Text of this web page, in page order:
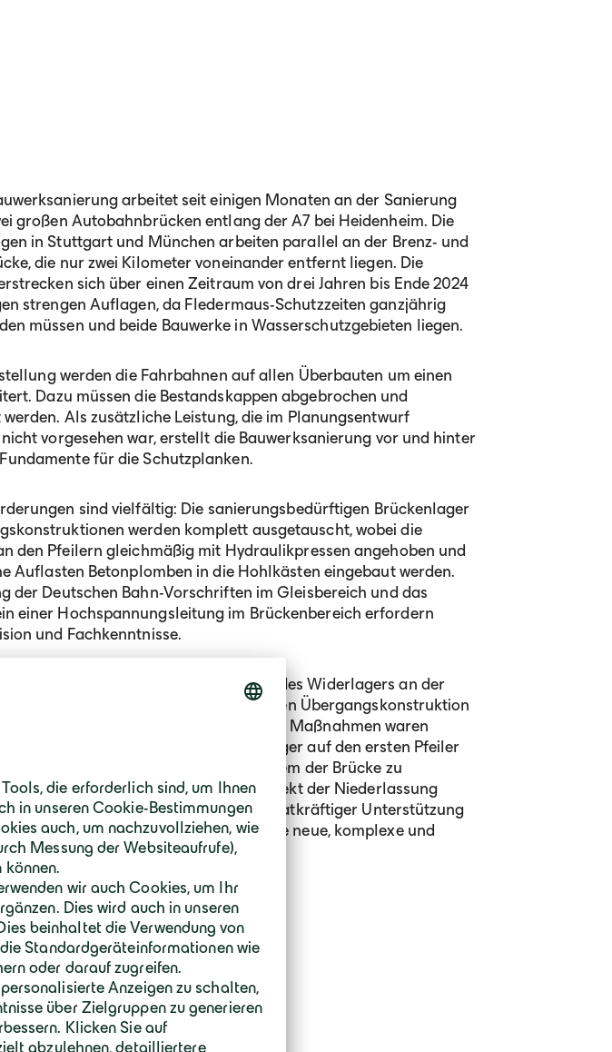
arbeitet seit einigen Monaten an der Sanierung
großen Autobahnbrücken entlang der A7 bei Heidenheim. Die
in Stuttgart und München arbeiten parallel an der Brenz- und
die nur zwei Kilometer voneinander entfernt liegen. Die
sich über einen Zeitraum von drei Jahren bis Ende 2024
strengen Auflagen, da Fledermaus-Schutzzeiten ganzjährig
müssen und beide Bauwerke in Wasserschutzgebieten liegen.
werden die Fahrbahnen auf allen Überbauten um einen
Dazu müssen die Bestandskappen abgebrochen und
Als zusätzliche Leistung, die im Planungsentwurf
vorgesehen war, erstellt die Bauwerksanierung vor und hinter
für die Schutzplanken.
sind vielfältig: Die sanierungsbedürftigen Brückenlager
werden komplett ausgetauscht, wobei die
den Pfeilern gleichmäßig mit Hydraulikpressen angehoben und
Auflasten Betonplomben in die Hohlkästen eingebaut werden.
der Deutschen Bahn-Vorschriften im Gleisbereich und das
einer Hochspannungsleitung im Brückenbereich erfordern
und Fachkenntnisse.
war der komplette Umbau des Widerlagers an der
inklusive der Installation einer neuen Übergangskonstruktion
einer neuen Kammerwand. Diese Maßnahmen waren
den Festpunkt von der Achse Widerlager auf den ersten Pfeiler
somit das bestehende statische System der Brücke zu
Taubentalbrücke ist das Einstiegsprojekt der Niederlassung
Brückeninstandsetzungen. Mit tatkräftiger Unterstützung
in München bedeutet dies eine neue, komplexe und
Aufgabe.